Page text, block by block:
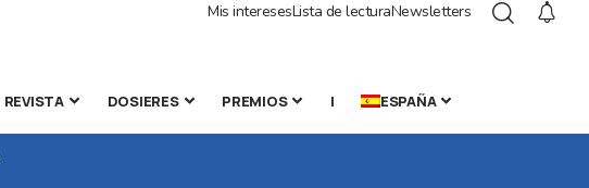
Mis interesesLista de lecturaNewsletters
REVISTA DOSIERES PREMIOS | ESPAÑA